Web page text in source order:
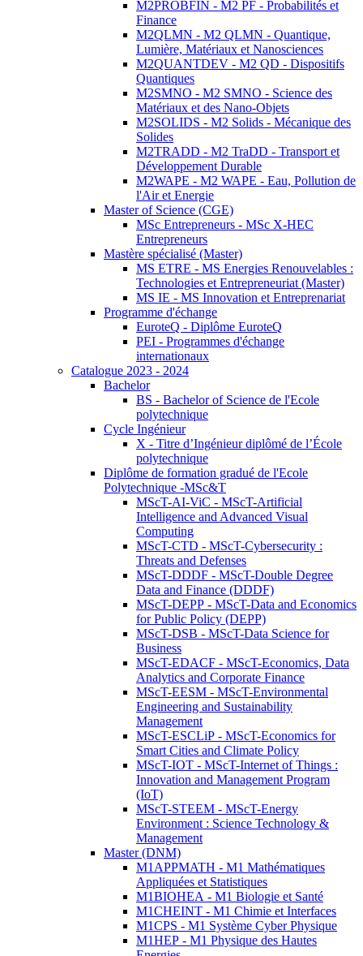
M2PROBFIN - M2 PF - Probabilités et
Finance
M2QLMN - M2 QLMN - Quantique,
Lumière, Matériaux et Nanosciences
M2QUANTDEV - M2 QD - Dispositifs
Quantiques
M2SMNO - M2 SMNO - Science des
Matériaux et des Nano-Objets
M2SOLIDS - M2 Solids - Mécanique des
Solides
M2TRADD - M2 TraDD - Transport et
Développement Durable
M2WAPE - M2 WAPE - Eau, Pollution de
l'Air et Energie
Master of Science (CGE)
MSc Entrepreneurs - MSc X-HEC
Entrepreneurs
Mastère spécialisé (Master)
MS ETRE - MS Energies Renouvelables :
Technologies et Entrepreneuriat (Master)
MS IE - MS Innovation et Entreprenariat
Programme d'échange
EuroteQ - Diplôme EuroteQ
PEI - Programmes d'échange
internationaux
Catalogue 2023 - 2024
Bachelor
BS - Bachelor of Science de l'Ecole
polytechnique
Cycle Ingénieur
X - Titre d’Ingénieur diplômé de l’École
polytechnique
Diplôme de formation gradué de l'Ecole
Polytechnique -MSc&T
MScT-AI-ViC - MScT-Artificial
Intelligence and Advanced Visual
Computing
MScT-CTD - MScT-Cybersecurity :
Threats and Defenses
MScT-DDDF - MScT-Double Degree
Data and Finance (DDDF)
MScT-DEPP - MScT-Data and Economics
for Public Policy (DEPP)
MScT-DSB - MScT-Data Science for
Business
MScT-EDACF - MScT-Economics, Data
Analytics and Corporate Finance
MScT-EESM - MScT-Environmental
Engineering and Sustainability
Management
MScT-ESCLiP - MScT-Economics for
Smart Cities and Climate Policy
MScT-IOT - MScT-Internet of Things :
Innovation and Management Program
(IoT)
MScT-STEEM - MScT-Energy
Environment : Science Technology &
Management
Master (DNM)
M1APPMATH - M1 Mathématiques
Appliquées et Statistiques
M1BIOHEA - M1 Biologie et Santé
M1CHEINT - M1 Chimie et Interfaces
M1CPS - M1 Système Cyber Physique
M1HEP - M1 Physique des Hautes